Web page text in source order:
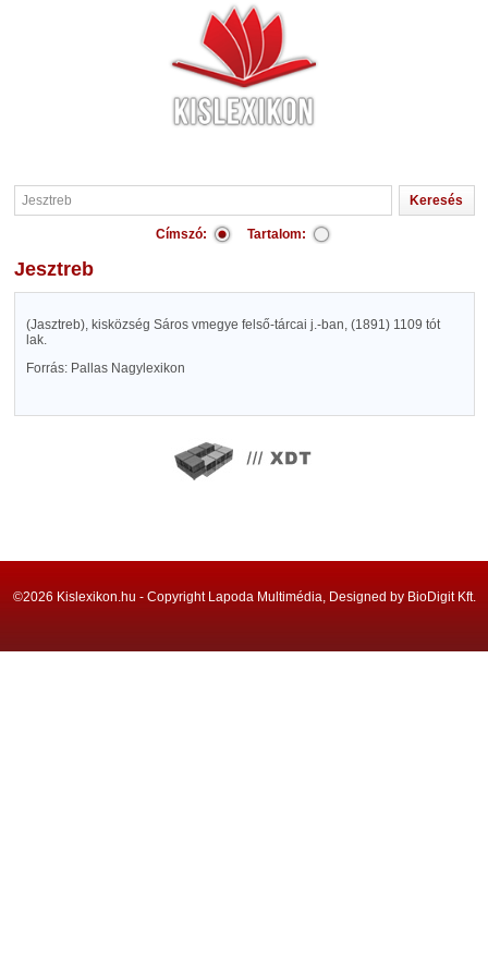
Címszó: Tartalom:
Jesztreb
(Jasztreb), kisközség Sáros vmegye felső-tárcai j.-ban, (1891) 1109 tót
lak.
Forrás: Pallas Nagylexikon
©2026 Kislexikon.hu - Copyright Lapoda Multimédia, Designed by BioDigit Kft.